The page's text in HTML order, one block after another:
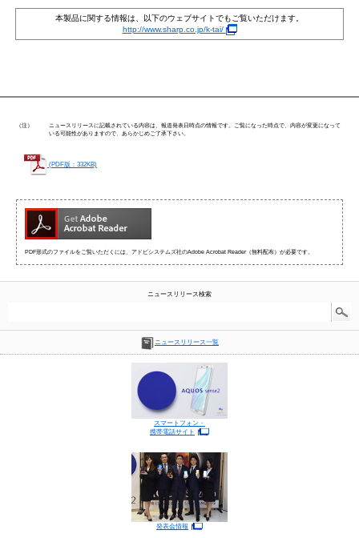
本製品に関する情報は、以下のウェブサイトでもご覧いただけます。
http://www.sharp.co.jp/k-tai/
（注）
ニュースリリースに記載されている内容は、報道発表日時点の情報です。ご覧になった時点で、内容が変更になって
いる可能性がありますので、あらかじめご了承下さい。
(PDF版：332KB)
PDF形式のファイルをご覧いただくには、アドビシステムズ社のAdobe Acrobat Reader（無料配布）が必要です。
ニュースリリース検索
ニュースリリース一覧
スマートフォン・
携帯電話サイト
発表会情報